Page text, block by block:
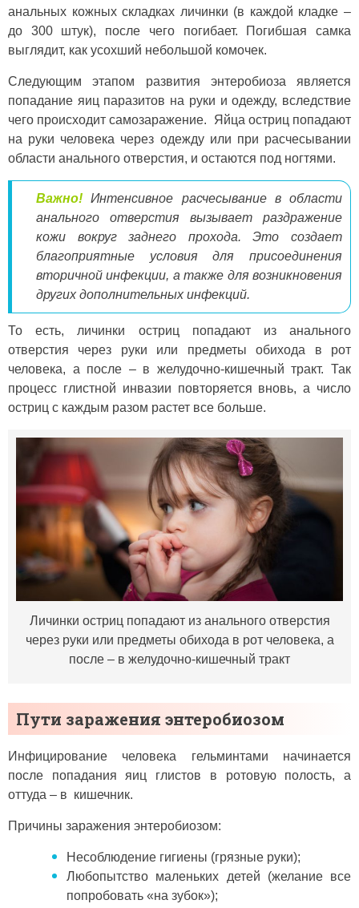
анальных кожных складках личинки (в каждой кладке –
до 300 штук), после чего погибает. Погибшая самка
выглядит, как усохший небольшой комочек.
Следующим этапом развития энтеробиоза является
попадание яиц паразитов на руки и одежду, вследствие
чего происходит самозаражение. Яйца остриц попадают
на руки человека через одежду или при расчесывании
области анального отверстия, и остаются под ногтями.
Важно! Интенсивное расчесывание в области
анального отверстия вызывает раздражение
кожи вокруг заднего прохода. Это создает
благоприятные условия для присоединения
вторичной инфекции, а также для возникновения
других дополнительных инфекций.
То есть, личинки остриц попадают из анального
отверстия через руки или предметы обихода в рот
человека, а после – в желудочно-кишечный тракт. Так
процесс глистной инвазии повторяется вновь, а число
остриц с каждым разом растет все больше.
Личинки остриц попадают из анального отверстия
через руки или предметы обихода в рот человека, а
после – в желудочно-кишечный тракт
Пути заражения энтеробиозом
Инфицирование человека гельминтами начинается
после попадания яиц глистов в ротовую полость, а
оттуда – в кишечник.
Причины заражения энтеробиозом:
Несоблюдение гигиены (грязные руки);
Любопытство маленьких детей (желание все
попробовать «на зубок»);